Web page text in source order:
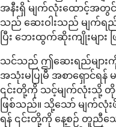
အနီးရှိ မျက်လုံးထောင့်အတွင်း
သည် ဆေးဝါးသည် မျက်ရည်
ပြီး ဘေးထွက်ဆိုးကျိုးများ
သင်သည် ဤဆေးရည်မျာ
အသုံးမပြုမီ အစာရှောင်ရ
၎င်းတို့ကို သင့်မျက်လုံးသို့ တို
ဖြစ်သည်။ သို့သော် မျက်လုံ
ရန် ၎င်းတို့ကို နေ့စဉ် တူညီသ